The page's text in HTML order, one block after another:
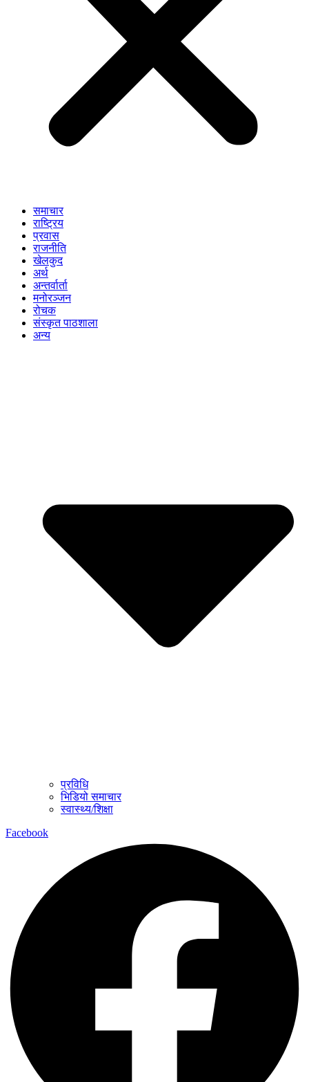
समाचार
राष्ट्रिय
प्रवास
राजनीति
खेलकुद
अर्थ
अन्तर्वार्ता
मनोरञ्जन
रोचक
संस्कृत पाठशाला
अन्य
प्रविधि
भिडियो समाचार
स्वास्थ्य/शिक्षा
Facebook